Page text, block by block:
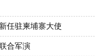
任驻柬埔寨大使
合军演